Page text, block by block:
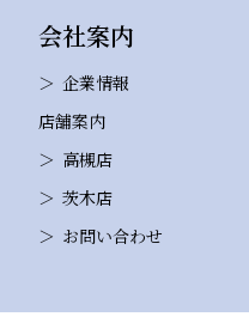
会社案内
企業情報
店舗案内
高槻店
茨木店
お問い合わせ